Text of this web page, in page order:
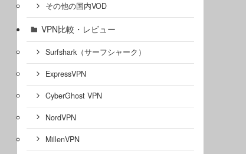
その他の国内VOD
VPN比較・レビュー
Surfshark（サーフシャーク）
ExpressVPN
CyberGhost VPN
NordVPN
MillenVPN